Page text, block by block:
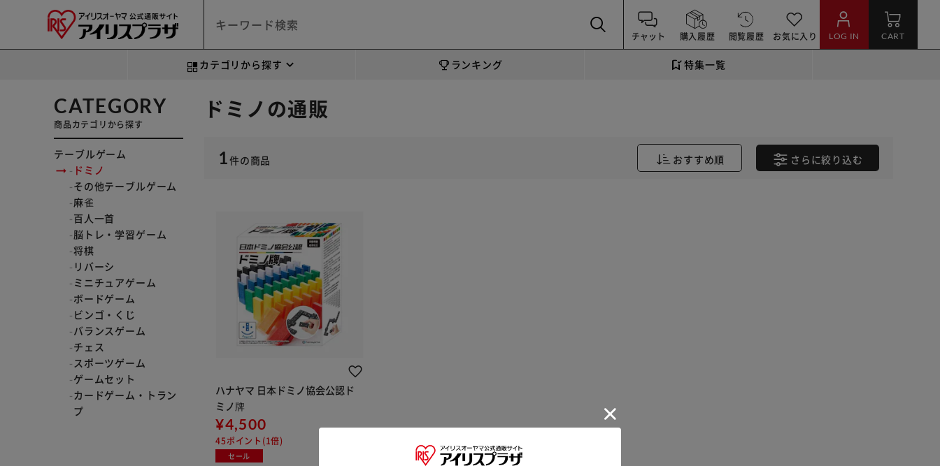
チャット 購入履歴 閲覧履歴 お気に入り LOG IN CART
カテゴリから探す ランキング 特集一覧
CATEGORY
商品カテゴリから探す
テーブルゲーム
ドミノ
その他テーブルゲーム
麻雀
百人一首
脳トレ・学習ゲーム
将棋
リバーシ
ミニチュアゲーム
ボードゲーム
ビンゴ・くじ
バランスゲーム
チェス
スポーツゲーム
ゲームセット
カードゲーム・トラン
プ
ドミノの通販
1件の商品 おすすめ順 さらに絞り込む
ハナヤマ 日本ドミノ協会公認ド
ミノ牌
¥4,500
45ポイント(1倍)
セール